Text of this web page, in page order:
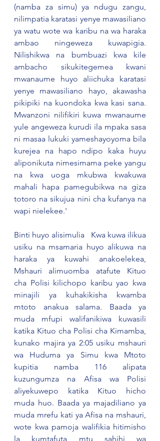
(namba za simu) ya ndugu zangu,
nilimpatia karatasi yenye mawasiliano
ya watu wote wa karibu na wa haraka
ambao ningeweza kuwapigia.
Nilishikwa na bumbuazi kwa kile
ambacho sikukitegemea kwani
mwanaume huyo aliichuka karatasi
yenye mawasiliano hayo, akawasha
pikipiki na kuondoka kwa kasi sana.
Mwanzoni nilifikiri kuwa mwanaume
yule angeweza kurudi ila mpaka sasa
ni masaa lukuki yameshayoyoma bila
kurejea na hapo ndipo kaka huyu
aliponikuta nimesimama peke yangu
na kwa uoga mkubwa kwakuwa
mahali hapa pamegubikwa na giza
totoro na sikujua nini cha kufanya na
wapi nielekee.'
Binti huyo alisimulia   Kwa kuwa ilikua
usiku na msamaria huyo alikuwa na
haraka ya kuwahi anakoelekea,
Mshauri alimuomba atafute Kituo
cha Polisi kilichopo karibu yao kwa
minajili ya kuhakikisha kwamba
mtoto anakua salama. Baada ya
muda mfupi walifanikiwa kuwasili
katika Kituo cha Polisi cha Kimamba,
kunako majira ya 2:05 usiku mshauri
wa Huduma ya Simu kwa Mtoto
kupitia namba 116 alipata
kuzungumza na Afisa wa Polisi
aliyekuwepo katika Kituo hicho
muda huo. Baada ya majadiliano ya
muda mrefu kati ya Afisa na mshauri,
wote kwa pamoja walifikia hitimisho
la kumtafuta mtu sahihi wa